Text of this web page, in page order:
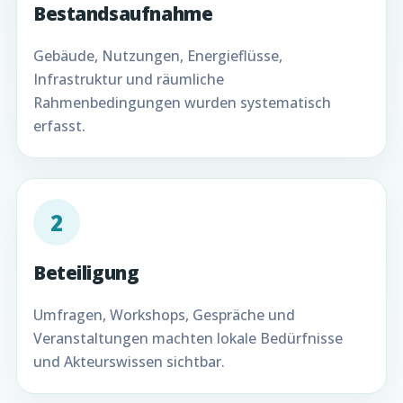
Bestandsaufnahme
Gebäude, Nutzungen, Energieflüsse,
Infrastruktur und räumliche
Rahmenbedingungen wurden systematisch
erfasst.
2
Beteiligung
Umfragen, Workshops, Gespräche und
Veranstaltungen machten lokale Bedürfnisse
und Akteurswissen sichtbar.